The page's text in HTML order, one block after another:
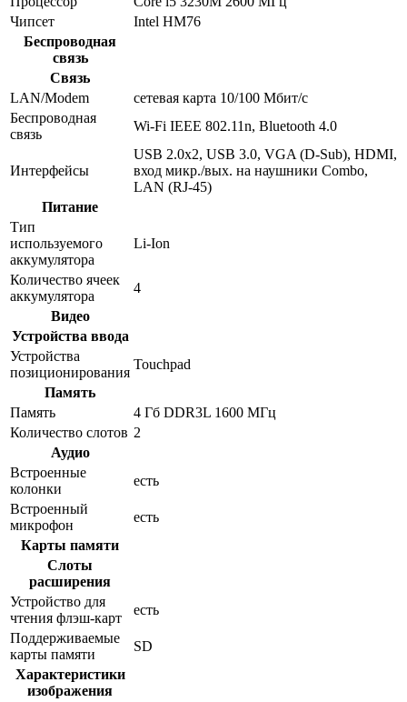
Чипсет
Intel HM76
Беспроводная
связь
Связь
LAN/Modem
сетевая карта 10/100 Мбит/c
Беспроводная
связь
Wi-Fi IEEE 802.11n, Bluetooth 4.0
Интерфейсы
USB 2.0x2, USB 3.0, VGA (D-Sub), HDMI,
вход микр./вых. на наушники Combo,
LAN (RJ-45)
Питание
Тип
используемого
аккумулятора
Li-Ion
Количество ячеек
аккумулятора
4
Видео
Устройства ввода
Устройства
позиционирования
Touchpad
Память
Память
4 Гб DDR3L 1600 МГц
Количество слотов 2
Аудио
Встроенные
колонки
есть
Встроенный
микрофон
есть
Карты памяти
Слоты
расширения
Устройство для
чтения флэш-карт
есть
Поддерживаемые
карты памяти
SD
Характеристики
изображения